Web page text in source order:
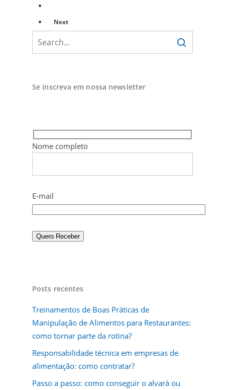
Next
Se inscreva em nossa newsletter
Nome completo
E-mail
Posts recentes
Treinamentos de Boas Práticas de
Manipulação de Alimentos para Restaurantes:
como tornar parte da rotina?
Responsabilidade técnica em empresas de
alimentação: como contratar?
Passo a passo: como conseguir o alvará ou